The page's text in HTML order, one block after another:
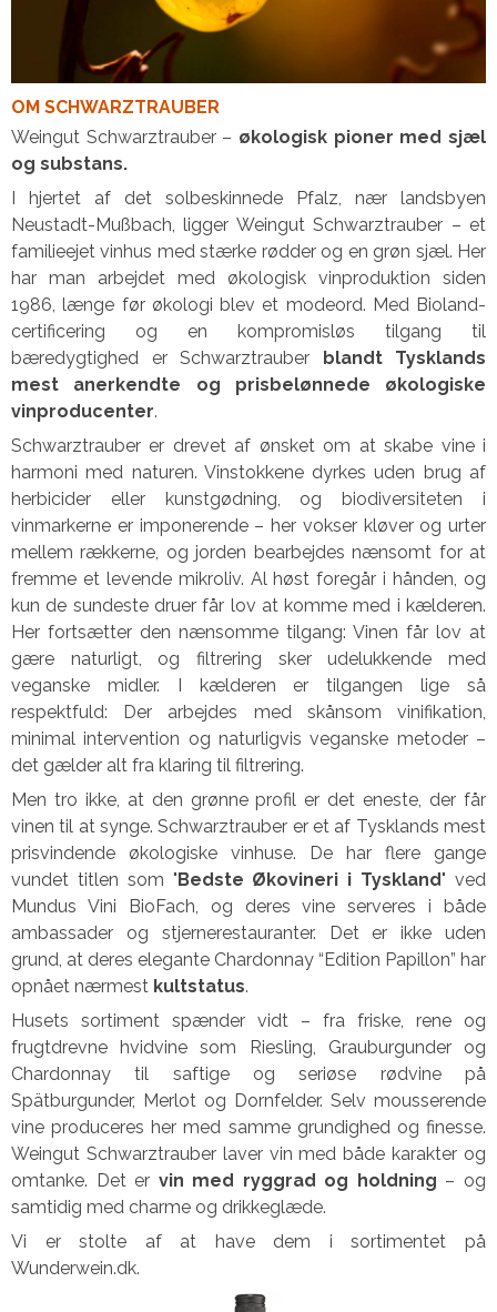
OM SCHWARZTRAUBER
Weingut Schwarztrauber – økologisk pioner med sjæl
og substans.
I hjertet af det solbeskinnede Pfalz, nær landsbyen
Neustadt-Mußbach, ligger Weingut Schwarztrauber – et
familieejet vinhus med stærke rødder og en grøn sjæl. Her
har man arbejdet med økologisk vinproduktion siden
1986, længe før økologi blev et modeord. Med Bioland-
certificering og en kompromisløs tilgang til
bæredygtighed er Schwarztrauber
blandt Tysklands
mest anerkendte og prisbelønnede økologiske
vinproducenter.
Schwarztrauber er drevet af ønsket om at skabe vine i
harmoni med naturen. Vinstokkene dyrkes uden brug af
herbicider eller kunstgødning, og biodiversiteten i
vinmarkerne er imponerende – her vokser kløver og urter
mellem rækkerne, og jorden bearbejdes nænsomt for at
fremme et levende mikroliv. Al høst foregår i hånden, og
kun de sundeste druer får lov at komme med i kælderen.
Her fortsætter den nænsomme tilgang: Vinen får lov at
gære naturligt, og filtrering sker udelukkende med
veganske midler. I kælderen er tilgangen lige så
respektfuld: Der arbejdes med skånsom vinifikation,
minimal intervention og naturligvis veganske metoder –
det gælder alt fra klaring til filtrering.
Men tro ikke, at den grønne profil er det eneste, der får
vinen til at synge. Schwarztrauber er et af Tysklands mest
prisvindende økologiske vinhuse. De har flere gange
vundet titlen som " Bedste Økovineri i Tyskland" ved
Mundus Vini BioFach, og deres vine serveres i både
ambassader og stjernerestauranter. Det er ikke uden
grund, at deres elegante Chardonnay “Edition Papillon” har
opnået nærmest kultstatus.
Husets sortiment spænder vidt – fra friske, rene og
frugtdrevne hvidvine som Riesling, Grauburgunder og
Chardonnay til saftige og seriøse rødvine på
Spätburgunder, Merlot og Dornfelder. Selv mousserende
vine produceres her med samme grundighed og finesse.
Weingut Schwarztrauber laver vin med både karakter og
omtanke. Det er vin med ryggrad og holdning – og
samtidig med charme og drikkeglæde.
Vi er stolte af at have dem i sortimentet på
Wunderwein.dk.